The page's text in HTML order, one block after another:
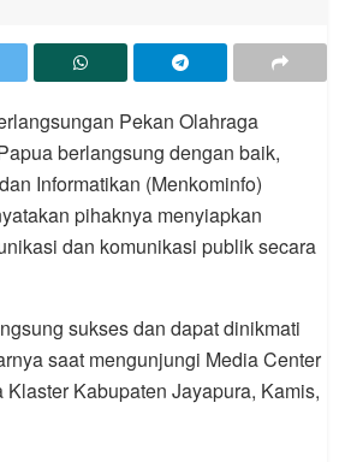
Pekan Olahraga
berlangsung dengan baik,
Informatikan (Menkominfo)
pihaknya menyiapkan
dan komunikasi publik secara
sukses dan dapat dinikmati
saat mengunjungi Media Center
Kabupaten Jayapura, Kamis,